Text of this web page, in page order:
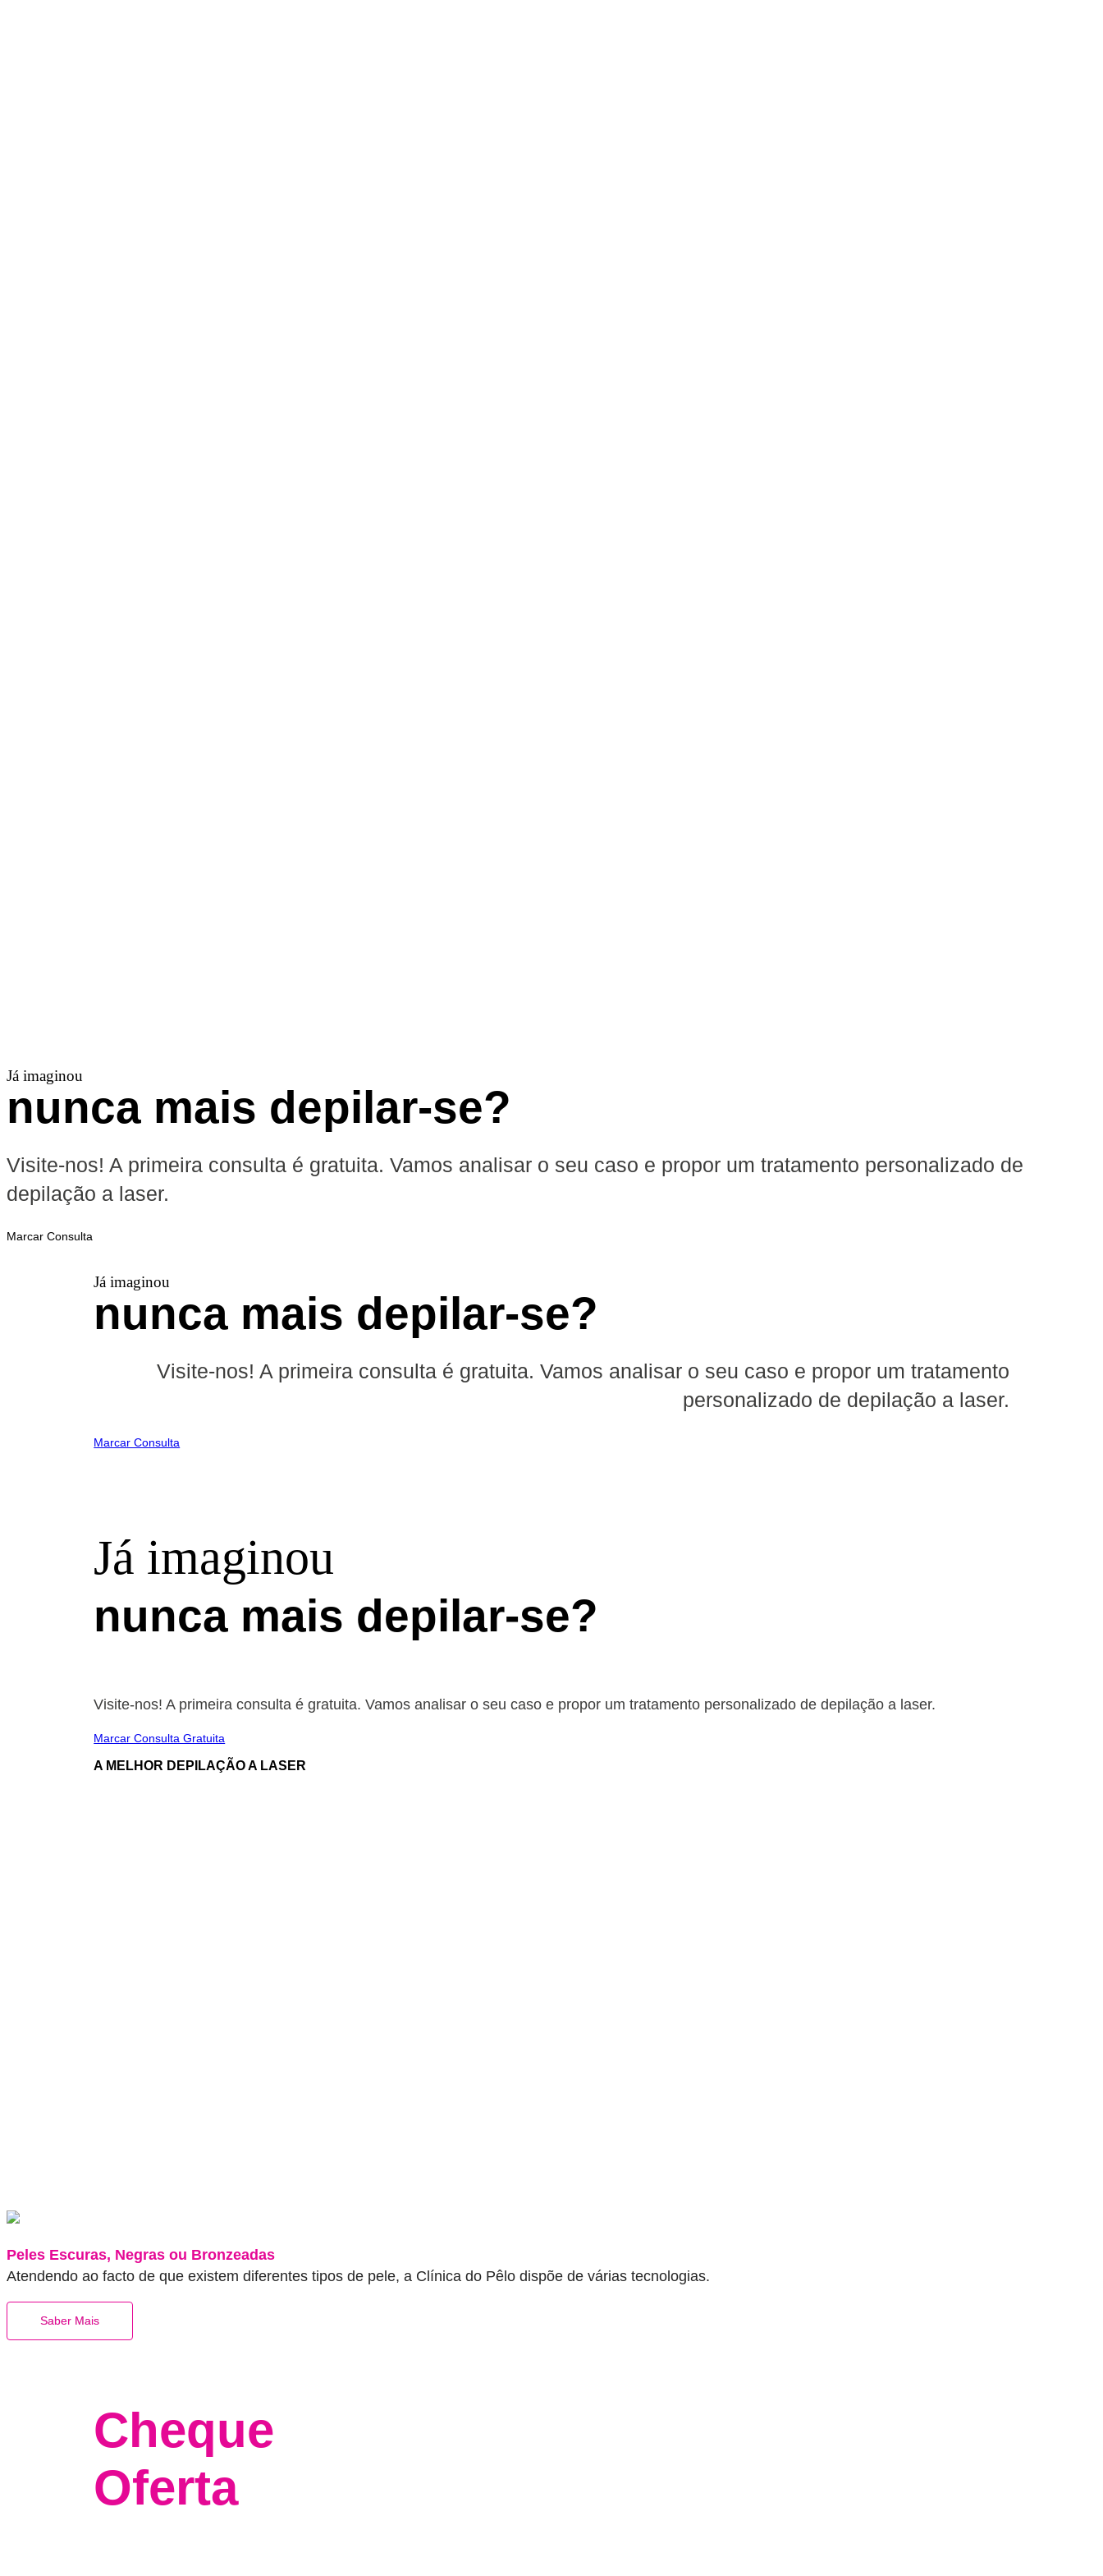
Já imaginou
nunca mais depilar-se?
Visite-nos! A primeira consulta é gratuita. Vamos analisar o seu caso e propor um tratamento personalizado de
depilação a laser.
Marcar Consulta
Já imaginou
nunca mais depilar-se?
Visite-nos! A primeira consulta é gratuita. Vamos analisar o seu caso e propor um tratamento
personalizado de depilação a laser.
Marcar Consulta
Já imaginou
nunca mais depilar-se?
Visite-nos! A primeira consulta é gratuita. Vamos analisar o seu caso e propor um tratamento personalizado de depilação a laser.
Marcar Consulta Gratuita
A MELHOR DEPILAÇÃO A LASER
Peles Escuras, Negras ou Bronzeadas
Atendendo ao facto de que existem diferentes tipos de pele, a Clínica do Pêlo dispõe de várias tecnologias.
Saber Mais
Cheque
Oferta